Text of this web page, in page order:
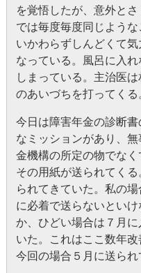
を覚悟したが、意外と
では毎度毎度同じよう
いかわらずしんどくて
なっている。風呂に入
しまっている。主治医
のあいづちを打ってくる
今日は障害年金の診断
なミッションがあり、
金機構の所定の物でな
その用紙が送られてく
られてきていた。私の
に必着で送らないとい
か、ひどい場合は７月
いた。これはここ数年改
今回の場合５月に送られ